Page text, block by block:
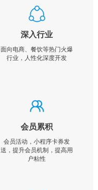
深入行业
面向电商、餐饮等热门火爆
行业，人性化深度开发
会员累积
会员活动，小程序卡券发
送，提升会员机制，提高用
户粘性